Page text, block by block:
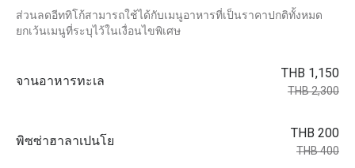
ส่วนลดอีททิโก้สามารถใช้ได้กับเมนูอาหารที่เป็นราคาปกติทั้งหมด
ยกเว้นเมนูที่ระบุไว้ในเงื่อนไขพิเศษ
จานอาหารทะเล
THB 1,150
THB 2,300
พิซซ่าฮาลาเปนโย
THB 200
THB 400